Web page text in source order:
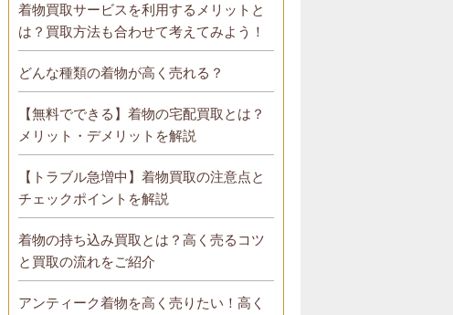
着物買取サービスを利用するメリットと
は？買取方法も合わせて考えてみよう！
どんな種類の着物が高く売れる？
【無料でできる】着物の宅配買取とは？
メリット・デメリットを解説
【トラブル急増中】着物買取の注意点と
チェックポイントを解説
着物の持ち込み買取とは？高く売るコツ
と買取の流れをご紹介
アンティーク着物を高く売りたい！高く